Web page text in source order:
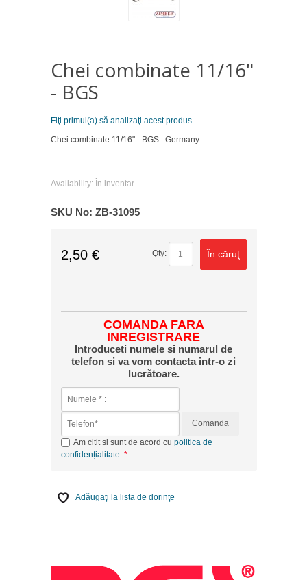
Chei combinate 11/16"
- BGS
Fiţi primul(a) să analizaţi acest produs
Chei combinate 11/16" - BGS . Germany
Availability: În inventar
SKU No: ZB-31095
2,50 € Qty: În căruţ
COMANDA FARA
INREGISTRARE
Introduceti numele si numarul de
telefon si va vom contacta intr-o zi
lucrătoare.
Comanda
Am citit si sunt de acord cu politica de
confidențialitate
Adăugaţi la lista de dorinţe